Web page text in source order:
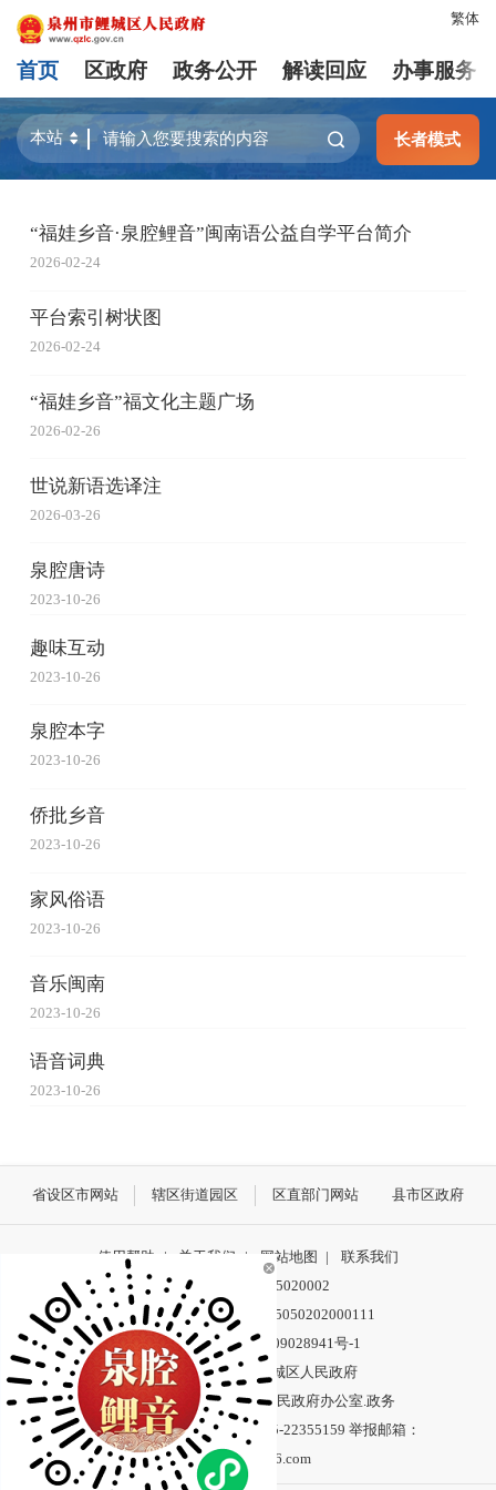
繁体
首页 区政府 政务公开 解读回应 办事服务
长者模式
“福娃乡音·泉腔鲤音”闽南语公益自学平台简介
2026-02-24
平台索引树状图
2026-02-24
“福娃乡音”福文化主题广场
2026-02-26
世说新语选译注
2026-03-26
泉腔唐诗
2023-10-26
趣味互动
2023-10-26
泉腔本字
2023-10-26
侨批乡音
2023-10-26
家风俗语
2023-10-26
音乐闽南
2023-10-26
语音词典
2023-10-26
省设区市网站 辖区街道园区 区直部门网站 县市区政府
使用帮助 | 关于我们 | 网站地图 |
联系我们
网站标识码：3505020002
公安机关备案号：35050202000111
网站备案号：闽ICP备09028941号-1
版权所有： 泉州市鲤城区人民政府
中文域名： 泉州市鲤城区人民政府办公室.政务
违法和不良信息举报电话：0595-22355159 举报邮箱：
lcwxb159@126.com